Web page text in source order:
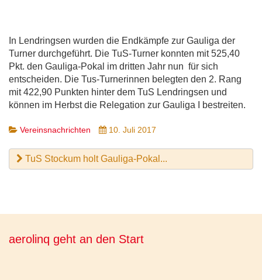
In Lendringsen wurden die Endkämpfe zur Gauliga der
Turner durchgeführt. Die TuS-Turner konnten mit 525,40
Pkt. den Gauliga-Pokal im dritten Jahr nun für sich
entscheiden. Die Tus-Turnerinnen belegten den 2. Rang
mit 422,90 Punkten hinter dem TuS Lendringsen und
können im Herbst die Relegation zur Gauliga I bestreiten.
Vereinsnachrichten 10. Juli 2017
TuS Stockum holt Gauliga-Pokal...
aerolinq geht an den Start